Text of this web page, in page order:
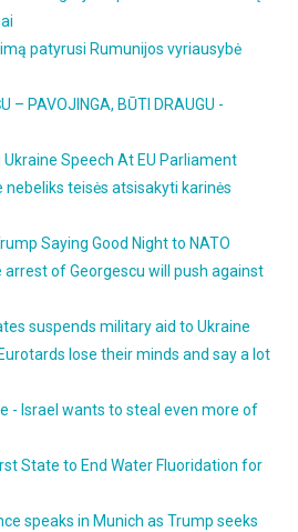
patyrusi Rumunijos vyriausybė
– PAVOJINGA, BŪTI DRAUGU -
Speech At EU Parliament
nebeliks teisės atsisakyti karinės
Saying Good Night to NATO
of Georgescu will push against
suspends military aid to Ukraine
lose their minds and say a lot
- Israel wants to steal even more of
State to End Water Fluoridation for
speaks in Munich as Trump seeks